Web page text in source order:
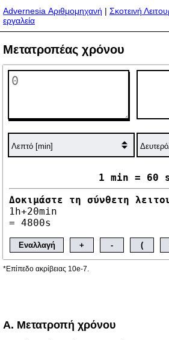
Advernesia Αριθμομηχανή | Σκοτεινή
εργαλεία
Μετατροπέας χρόνου
1 min = 60
Δοκιμάστε τη σύνθετη
1h+20min
= 4800s
Εναλλαγή + - (
*Επίπεδο ακρίβειας 10e-7.
A. Μετατροπή χρόνου